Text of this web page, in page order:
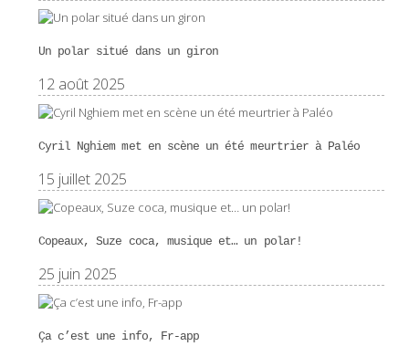
Un polar situé dans un giron
12 août 2025
Cyril Nghiem met en scène un été meurtrier à Paléo
15 juillet 2025
Copeaux, Suze coca, musique et… un polar!
25 juin 2025
Ça c’est une info, Fr-app